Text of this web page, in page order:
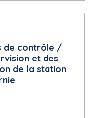
de contrôle /
et des
de la station